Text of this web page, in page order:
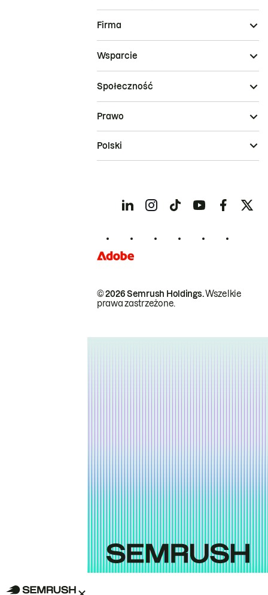
Firma
Wsparcie
Społeczność
© 2026 Semrush Holdings.Wszelkie
prawa zastrzeżone.
Prawo
Polski